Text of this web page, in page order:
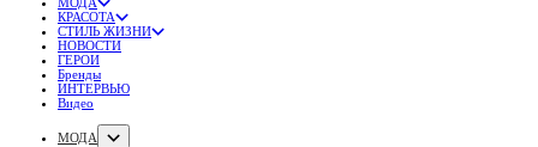
МОДА
КРАСОТА
СТИЛЬ ЖИЗНИ
НОВОСТИ
ГЕРОИ
Бренды
ИНТЕРВЬЮ
Видео
МОДА